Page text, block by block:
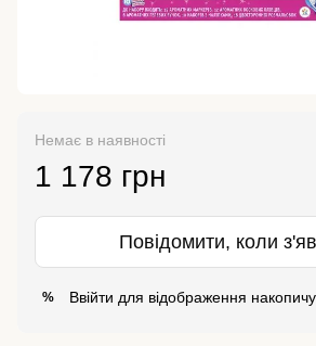
Немає в наявності
1 178 грн
Повідомити, коли
% Ввійти для відображення